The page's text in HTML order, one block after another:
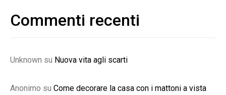
Commenti recenti
Unknown su Nuova vita agli scarti
Anonimo su Come decorare la casa con i mattoni a vista